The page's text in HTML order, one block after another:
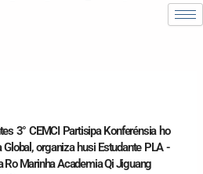
3° CEMCI Partisipa Konferénsia ho
organiza husi Estudante PLA -
Ro Marinha Academia Qi Jiguang